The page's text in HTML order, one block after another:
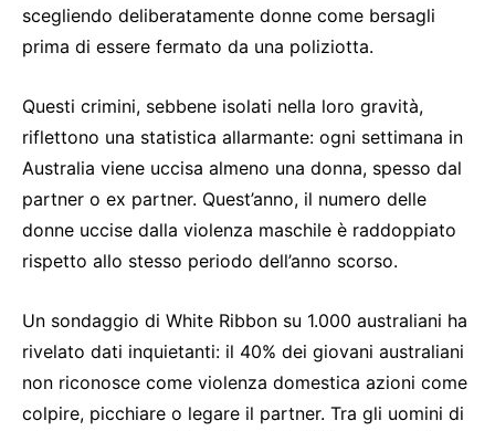
scegliendo deliberatamente donne come bersagli
prima di essere fermato da una poliziotta.
Questi crimini, sebbene isolati nella loro gravità,
riflettono una statistica allarmante: ogni settimana in
Australia viene uccisa almeno una donna, spesso dal
partner o ex partner. Quest’anno, il numero delle
donne uccise dalla violenza maschile è raddoppiato
rispetto allo stesso periodo dell’anno scorso.
Un sondaggio di White Ribbon su 1.000 australiani ha
rivelato dati inquietanti: il 40% dei giovani australiani
non riconosce come violenza domestica azioni come
colpire, picchiare o legare il partner. Tra gli uomini di